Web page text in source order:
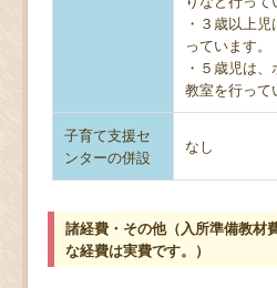
・３歳以上
っています。
・５歳児は
教室を行って
子育て支援セ
ンターの併設
なし
諸経費・その他（入所準備教材
な経費は実費です。）